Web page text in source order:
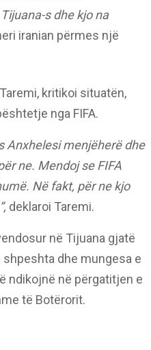
s dhe kjo na
iranian përmes një
kritikoi situatën,
nga FIFA.
Anxhelesi menjëherë dhe
ne. Mendoj se FIFA
Në fakt, për ne kjo
deklaroi Taremi.
në Tijuana gjatë
dhe mungesa e
ndikojnë në përgatitjen e
të Botërorit.